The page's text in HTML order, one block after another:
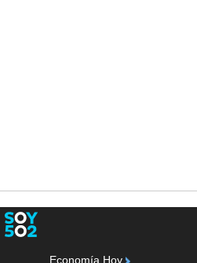
Economía Hoy